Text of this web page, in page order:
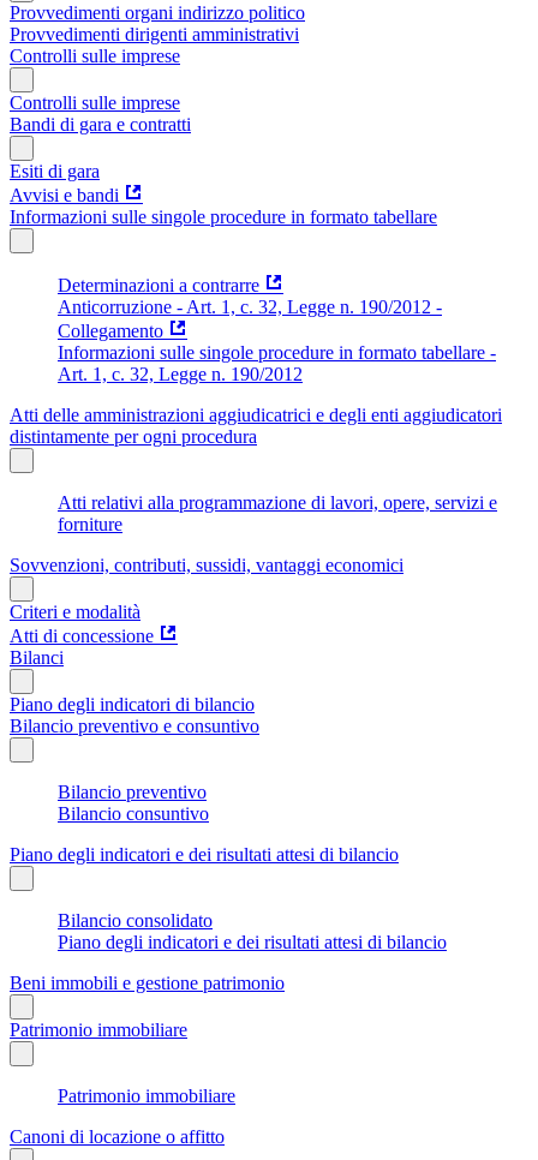
Provvedimenti organi indirizzo politico
Provvedimenti dirigenti amministrativi
Controlli sulle imprese
Controlli sulle imprese
Bandi di gara e contratti
Esiti di gara
Avvisi e bandi
Informazioni sulle singole procedure in formato tabellare
Determinazioni a contrarre
Anticorruzione - Art. 1, c. 32, Legge n. 190/2012 -
Collegamento
Informazioni sulle singole procedure in formato tabellare -
Art. 1, c. 32, Legge n. 190/2012
Atti delle amministrazioni aggiudicatrici e degli enti aggiudicatori
distintamente per ogni procedura
Atti relativi alla programmazione di lavori, opere, servizi e
forniture
Sovvenzioni, contributi, sussidi, vantaggi economici
Criteri e modalità
Atti di concessione
Bilanci
Piano degli indicatori di bilancio
Bilancio preventivo e consuntivo
Bilancio preventivo
Bilancio consuntivo
Piano degli indicatori e dei risultati attesi di bilancio
Bilancio consolidato
Piano degli indicatori e dei risultati attesi di bilancio
Beni immobili e gestione patrimonio
Patrimonio immobiliare
Patrimonio immobiliare
Canoni di locazione o affitto